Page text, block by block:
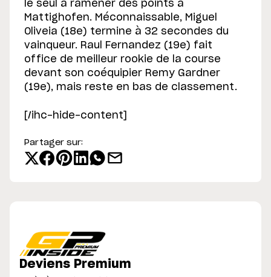
le seul à ramener des points à
Mattighofen. Méconnaissable, Miguel
Oliveia (18e) termine à 32 secondes du
vainqueur. Raul Fernandez (19e) fait
office de meilleur rookie de la course
devant son coéquipier Remy Gardner
(19e), mais reste en bas de classement.
[/ihc-hide-content]
Partager sur:
Deviens Premium